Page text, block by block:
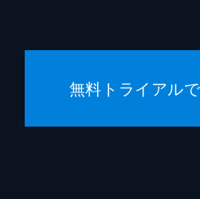
無料トライアル